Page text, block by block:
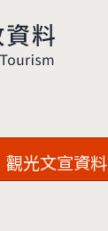
觀光文宣資料